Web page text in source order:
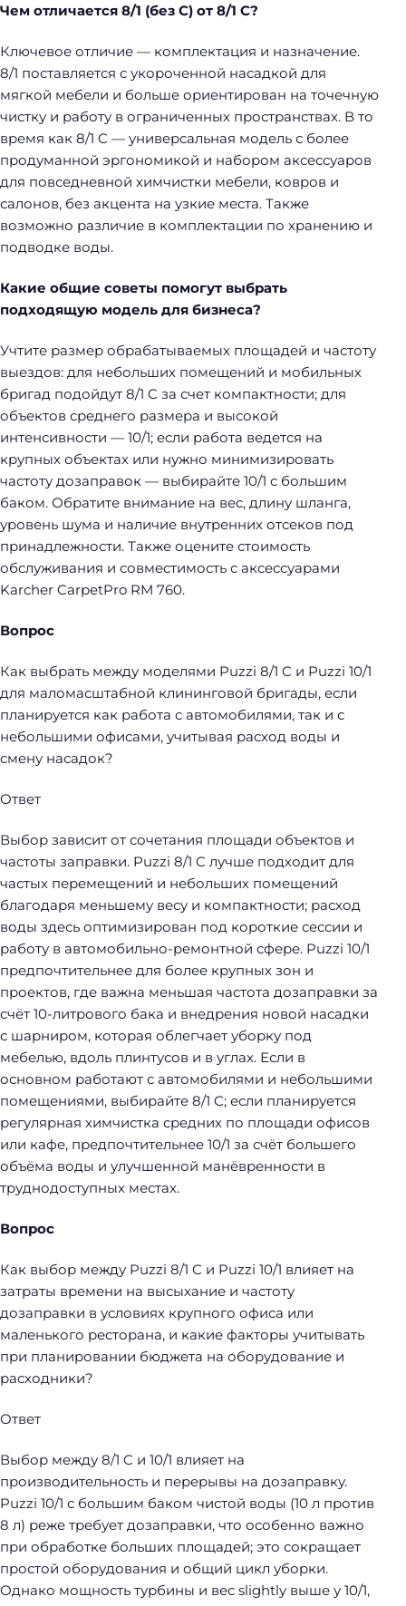
Чем отличается 8/1 (без C) от 8/1 C?
Ключевое отличие — комплектация и назначение.
8/1 поставляется с укороченной насадкой для
мягкой мебели и больше ориентирован на точечную
чистку и работу в ограниченных пространствах. В то
время как 8/1 C — универсальная модель с более
продуманной эргономикой и набором аксессуаров
для повседневной химчистки мебели, ковров и
салонов, без акцента на узкие места. Также
возможно различие в комплектации по хранению и
подводке воды.
Какие общие советы помогут выбрать
подходящую модель для бизнеса?
Учтите размер обрабатываемых площадей и частоту
выездов: для небольших помещений и мобильных
бригад подойдут 8/1 C за счет компактности; для
объектов среднего размера и высокой
интенсивности — 10/1; если работа ведется на
крупных объектах или нужно минимизировать
частоту дозаправок — выбирайте 10/1 с большим
баком. Обратите внимание на вес, длину шланга,
уровень шума и наличие внутренних отсеков под
принадлежности. Также оцените стоимость
обслуживания и совместимость с аксессуарами
Karcher CarpetPro RM 760.
Вопрос
Как выбрать между моделями Puzzi 8/1 C и Puzzi 10/1
для маломасштабной клининговой бригады, если
планируется как работа с автомобилями, так и с
небольшими офисами, учитывая расход воды и
смену насадок?
Ответ
Выбор зависит от сочетания площади объектов и
частоты заправки. Puzzi 8/1 C лучше подходит для
частых перемещений и небольших помещений
благодаря меньшему весу и компактности; расход
воды здесь оптимизирован под короткие сессии и
работу в автомобильно-ремонтной сфере. Puzzi 10/1
предпочтительнее для более крупных зон и
проектов, где важна меньшая частота дозаправки за
счёт 10-литрового бака и внедрения новой насадки
с шарниром, которая облегчает уборку под
мебелью, вдоль плинтусов и в углах. Если в
основном работают с автомобилями и небольшими
помещениями, выбирайте 8/1 C; если планируется
регулярная химчистка средних по площади офисов
или кафе, предпочтительнее 10/1 за счёт большего
объёма воды и улучшенной манёвренности в
труднодоступных местах.
Вопрос
Как выбор между Puzzi 8/1 C и Puzzi 10/1 влияет на
затраты времени на высыхание и частоту
дозаправки в условиях крупного офиса или
маленького ресторана, и какие факторы учитывать
при планировании бюджета на оборудование и
расходники?
Ответ
Выбор между 8/1 C и 10/1 влияет на
производительность и перерывы на дозаправку.
Puzzi 10/1 с большим баком чистой воды (10 л против
8 л) реже требует дозаправки, что особенно важно
при обработке больших площадей; это сокращает
простой оборудования и общий цикл уборки.
Однако мощность турбины и вес slightly выше у 10/1,
т
: